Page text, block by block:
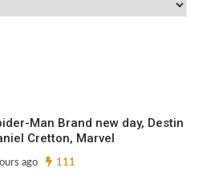
Man Brand new day, Destin
Cretton, Marvel
ago 111